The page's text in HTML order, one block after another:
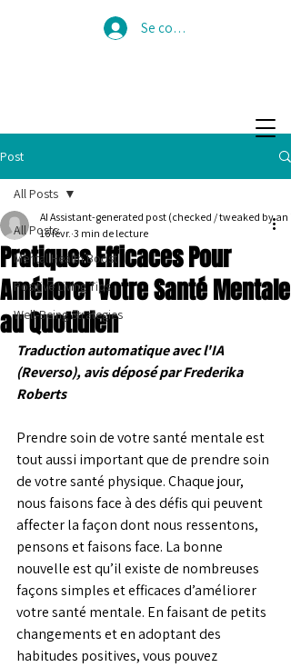
Se connecter
Post
All Posts
Mental Health Boost
Positive Living Tips
Well-Being Strategies
All Posts
Pratiques Efficaces Pour
Améliorer Votre Santé Mentale
au Quotidien
AI Assistant-generated post (checked / tweaked by an
16 févr. 3 min de lecture
Traduction automatique avec l'IA
(Reverso), avis déposé par Frederika
Roberts
Prendre soin de votre santé mentale est
tout aussi important que de prendre soin
de votre santé physique. Chaque jour,
nous faisons face à des défis qui peuvent
affecter la façon dont nous ressentons,
pensons et faisons face. La bonne
nouvelle est qu’il existe de nombreuses
façons simples et efficaces d’améliorer
votre santé mentale. En faisant de petits
changements et en adoptant des
habitudes positives, vous pouvez